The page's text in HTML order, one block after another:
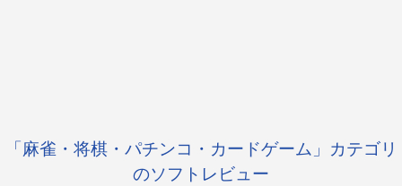
「麻雀・将棋・パチンコ・カードゲーム」カテゴリ
のソフトレビュー